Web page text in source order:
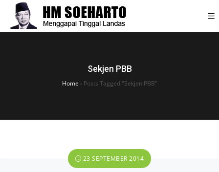
Sekjen PBB
Home › Posts Tagged "Sekjen PBB"
23 SEPTEMBER 2014